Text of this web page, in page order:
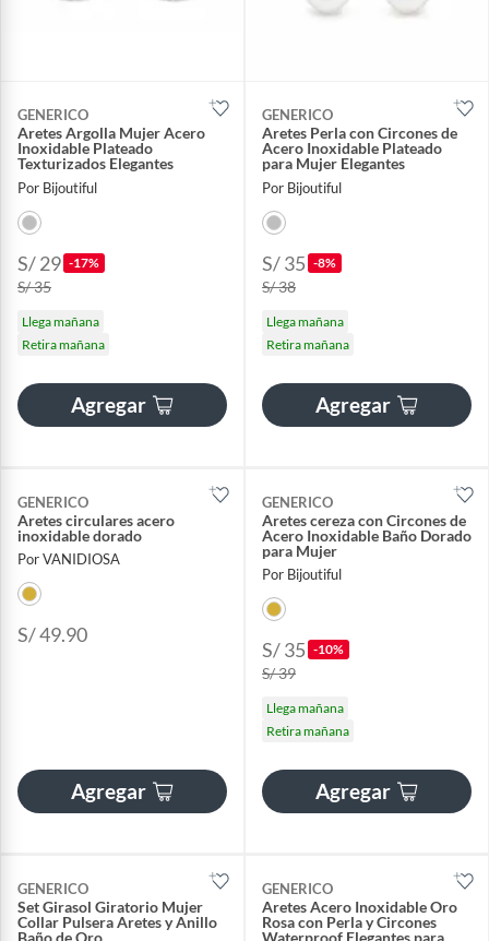
GENERICO
Aretes Argolla Mujer Acero
Inoxidable Plateado
Texturizados Elegantes
Por Bijoutiful
S/ 29 -17%
S/ 35
Llega mañana
Retira mañana
Agregar
GENERICO
Aretes Perla con Circones de
Acero Inoxidable Plateado
para Mujer Elegantes
Por Bijoutiful
S/ 35 -8%
S/ 38
Llega mañana
Retira mañana
Agregar
GENERICO
Aretes circulares acero
inoxidable dorado
Por VANIDIOSA
S/ 49.90
Agregar
GENERICO
Aretes cereza con Circones de
Acero Inoxidable Baño Dorado
para Mujer
Por Bijoutiful
S/ 35 -10%
S/ 39
Llega mañana
Retira mañana
Agregar
GENERICO
Set Girasol Giratorio Mujer
Collar Pulsera Aretes y Anillo
Baño de Oro
GENERICO
Aretes Acero Inoxidable Oro
Rosa con Perla y Circones
Waterproof Elegantes para